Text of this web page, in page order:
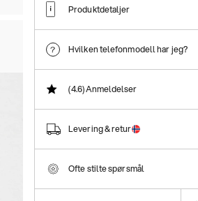
Produktdetaljer
Hvilken telefonmodell har jeg?
(4.6)Anmeldelser
Levering & retur
Ofte stilte spørsmål